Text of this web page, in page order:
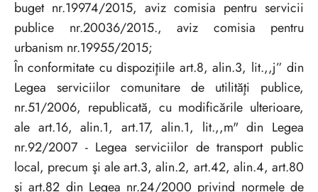
buget nr.19974/2015, aviz comisia pentru servicii
publice nr.20036/2015., aviz comisia pentru
urbanism nr.19955/2015;
În conformitate cu dispoziţiile art.8, alin.3, lit.,,j” din
Legea serviciilor comunitare de utilităţi publice,
nr.51/2006, republicată, cu modificările ulterioare,
ale art.16, alin.1, art.17, alin.1, lit.,,m" din Legea
nr.92/2007 - Legea serviciilor de transport public
local, precum şi ale art.3, alin.2, art.42, alin.4, art.80
şi art.82 din Legea nr.24/2000 privind normele de